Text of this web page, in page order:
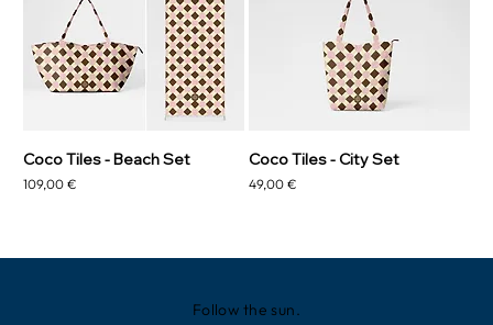
Coco Tiles - Beach Set
Prezzo
109,00 €
Coco Tiles - City Set
Prezzo
49,00 €
Follow the sun.